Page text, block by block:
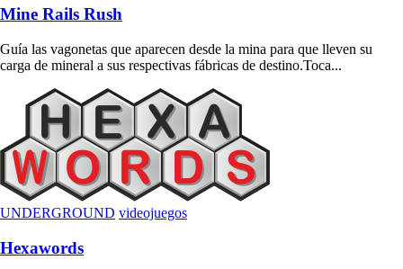
Mine Rails Rush
Guía las vagonetas que aparecen desde la mina para que lleven su
carga de mineral a sus respectivas fábricas de destino.Toca...
UNDERGROUND videojuegos
Hexawords